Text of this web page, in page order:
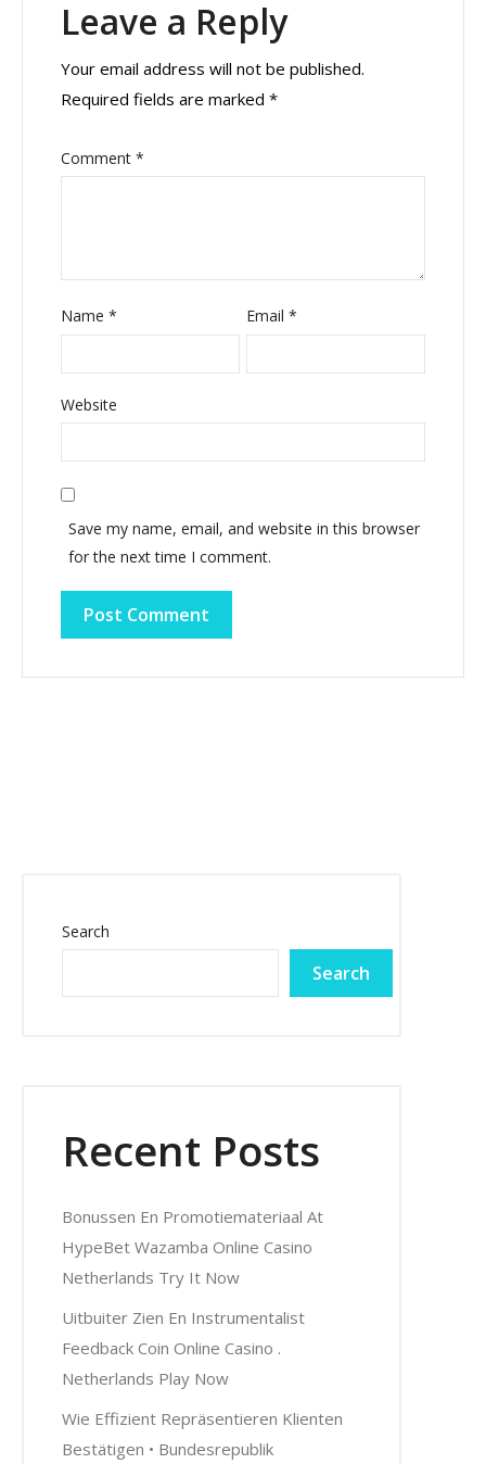
Leave a Reply
Your email address will not be published.
Required fields are marked *
Comment *
Name * Email*
Website
Save my name, email, and website in this browser
for the next time I comment.
Search
Search
Recent Posts
Bonussen En Promotiemateriaal At
HypeBet Wazamba Online Casino
Netherlands Try It Now
Uitbuiter Zien En Instrumentalist
Feedback Coin Online Casino .
Netherlands Play Now
Wie Effizient Repräsentieren Klienten
Bestätigen • Bundesrepublik